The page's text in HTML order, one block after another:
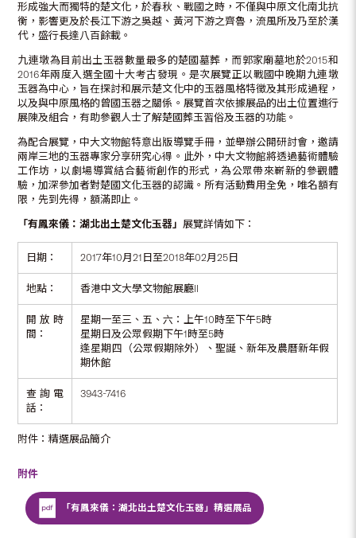
形成強大而獨特的楚文化，於春秋、戰國之時，不僅與中原文化南北抗
衡，影響更及於長江下游之吳越、黃河下游之齊魯，流風所及乃至於漢
代，盛行長達八百餘載。
九連墩為目前出土玉器數量最多的楚國墓葬，而郭家廟墓地於2015和
2016年兩度入選全國十大考古發現。是次展覽正以戰國中晚期九連墩
玉器為中心，旨在探討和展示楚文化中的玉器風格特徵及其形成過程，
以及與中原風格的曾國玉器之關係。展覽首次依據展品的出土位置進行
展陳及組合，有助參觀人士了解楚國葬玉習俗及玉器的功能。
為配合展覽，中大文物館特意出版導覽手冊，並舉辦公開研討會，邀請
兩岸三地的玉器專家分享研究心得。此外，中大文物館將透過藝術體驗
工作坊，以劇場導賞結合藝術創作的形式，為公眾帶來嶄新的參觀體
驗，加深參加者對楚國文化玉器的認識。所有活動費用全免，唯名額有
限，先到先得，額滿即止。
「有鳳來儀：湖北出土楚文化玉器」展覽詳情如下：
日期： 2017年10月21日至2018年02月25日
地點： 香港中文大學文物館展廳II
開放時
間：
星期一至三、五、六：上午10時至下午5時
星期日及公眾假期下午1時至5時
逢星期四（公眾假期除外）、聖誕、新年及農曆新年假
期休館
查詢電
話：
3943-7416
附件：精選展品簡介
附件
「有鳳來儀：湖北出土楚文化玉器」精選展品